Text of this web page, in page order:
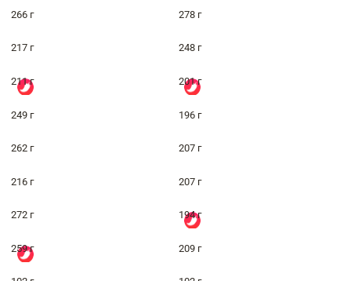
266 г 278 г
217 г 248 г
211 г 201 г
249 г 196 г
262 г 207 г
216 г 207 г
272 г 194 г
259 г 209 г